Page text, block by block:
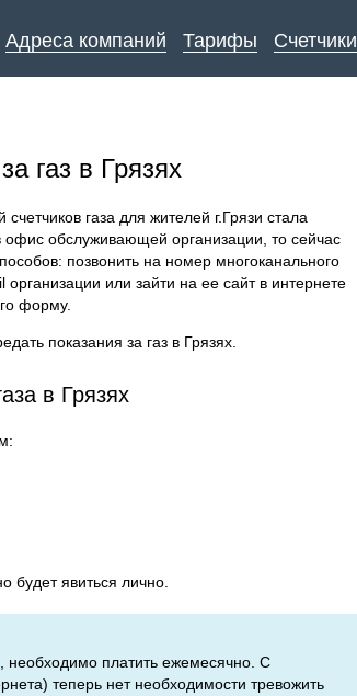
Адреса компаний Тарифы Счетчики
газ в Грязях
газа для жителей г.Грязи стала
обслуживающей организации, то сейчас
позвонить на номер многоканального
или зайти на ее сайт в интернете
форму.
показания за газ в Грязях.
в Грязях
явиться лично.
необходимо платить ежемесячно. С
теперь нет необходимости тревожить